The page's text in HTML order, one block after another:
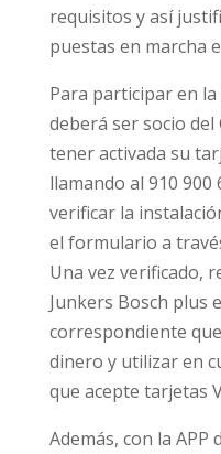
requisitos y así
puestas en marcha
Para participar en
deberá ser socio del
tener activada su
llamando al 910 900
verificar la
el formulario a
Una vez verificado,
Junkers Bosch plus
correspondiente
dinero y utilizar en
que acepte tarjetas
Además, con la APP